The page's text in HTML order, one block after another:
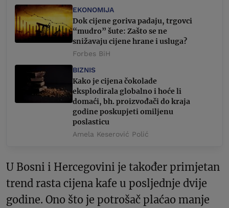
EKONOMIJA
Dok cijene goriva padaju, trgovci
“mudro” šute: Zašto se ne
snižavaju cijene hrane i usluga?
Forbes BiH
BIZNIS
Kako je cijena čokolade
eksplodirala globalno i hoće li
domaći, bh. proizvođači do kraja
godine poskupjeti omiljenu
poslasticu
Amela Keserović Polić
U Bosni i Hercegovini je također primjetan
trend rasta cijena kafe u posljednje dvije
godine. Ono što je potrošač plaćao manje